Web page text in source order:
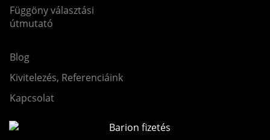
Függöny választási
útmutató
Blog
Kivitelezés, Referenciáink
Kapcsolat